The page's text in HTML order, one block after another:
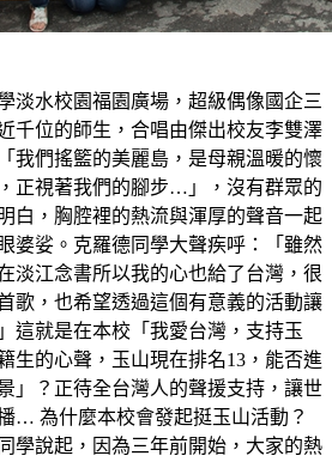
淡水校園福園廣場，超級偶像國企三
千位的師生，合唱由傑出校友李雙澤
我們搖籃的美麗島，是母親溫暖的懷
正視著我們的腳步…」，沒有群眾的
白，胸腔裡的熱流與渾厚的聲音一起
婆娑。克羅德同學大聲疾呼：「雖然
淡江念書所以我的心也給了台灣，很
歌，也希望透過這個有意義的活動讓
這就是在本校「我愛台灣，支持玉
生的心聲，玉山現在排名13，能否進
」？正待全台灣人的聲援支持，讓世
… 為什麼本校會發起挺玉山活動？
學說起，因為三年前開始，大家的熱